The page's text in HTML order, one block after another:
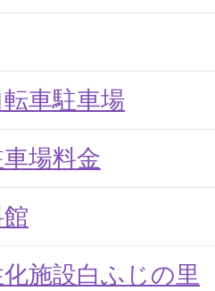
車駐車場
場料金
施設白ふじの里